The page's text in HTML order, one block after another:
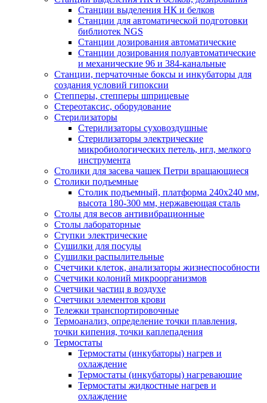
Станции выделения НК и белков
Станции для автоматической подготовки
библиотек NGS
Станции дозирования автоматические
Станции дозирования полуавтоматические
и механические 96 и 384-канальные
Станции, перчаточные боксы и инкубаторы для
создания условий гипоксии
Степперы, степперы шприцевые
Стереотаксис, оборудование
Стерилизаторы
Стерилизаторы суховоздушные
Стерилизаторы электрические
микробиологических петель, игл, мелкого
инструмента
Столики для засева чашек Петри вращающиеся
Столики подъемные
Столик подъемный, платформа 240х240 мм,
высота 180-300 мм, нержавеющая сталь
Столы для весов антивибрационные
Столы лабораторные
Ступки электрические
Сушилки для посуды
Сушилки распылительные
Счетчики клеток, анализаторы жизнеспособности
Счетчики колоний микроорганизмов
Счетчики частиц в воздухе
Счетчики элементов крови
Тележки транспортировочные
Термоанализ, определение точки плавления,
точки кипения, точки каплепадения
Термостаты
Термостаты (инкубаторы) нагрев и
охлаждение
Термостаты (инкубаторы) нагревающие
Термостаты жидкостные нагрев и
охлаждение